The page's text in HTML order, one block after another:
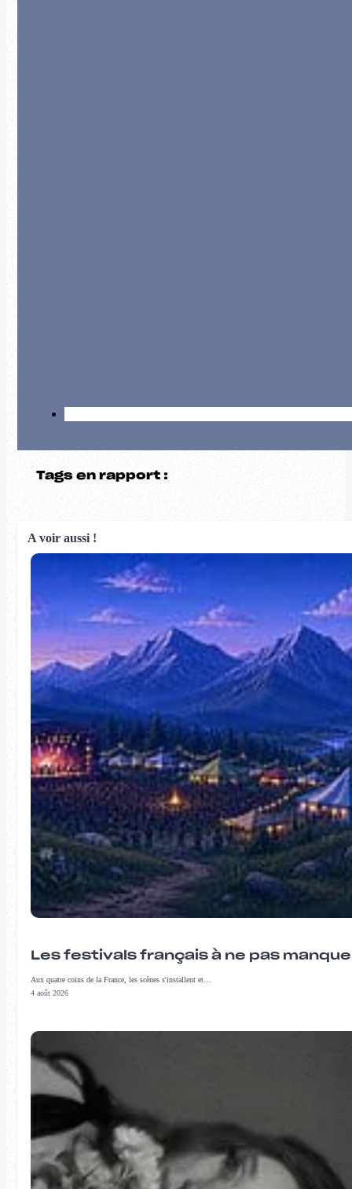
Tags en rapport :
A voir aussi !
Les festivals français à ne pas
Aux quatre coins de la France, les scènes s'installent et…
4 août 2026